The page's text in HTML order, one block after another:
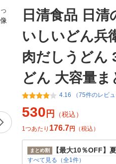
日清食品 日
いしいどん兵
肉だしうどん
どん 大容量ま
4.16 （75件のレビュ
530 円 （税込）
1つあたり 176.7円 （税込）
まとめ割 【最大10％OFF】
すべて見る（全1件）